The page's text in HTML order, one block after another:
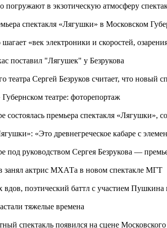
погружают в экзотическую атмосферу
спектакля «Лягушки» в Московском
«век электроники и скоростей,
поставил "Лягушек" у Безрукова
театра Сергей Безруков считает, что новый
театре: фоторепортаж
состоялась премьера спектакля «Лягушки»,
«Это древнегреческое кабаре с
под руководством Сергея Безрукова —
занял актрис МХАТа в новом спектакле МГТ
поэтический баттл с участием
тяжелые времена
спектакль появился на сцене Московского